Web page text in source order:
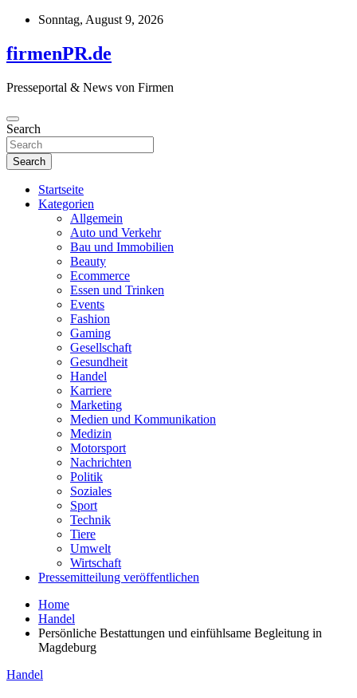
Skip
content
Sonntag, August 9, 2026
firmenPR.de
Presseportal & News von Firmen
Search
Search
Startseite
Kategorien
Allgemein
Auto und Verkehr
Bau und Immobilien
Beauty
Ecommerce
Essen und Trinken
Events
Fashion
Gaming
Gesellschaft
Gesundheit
Handel
Karriere
Marketing
Medien und Kommunikation
Medizin
Motorsport
Nachrichten
Politik
Soziales
Sport
Technik
Tiere
Umwelt
Wirtschaft
Pressemitteilung veröffentlichen
Home
Handel
Persönliche Bestattungen und einfühlsame Begleitung in
Magdeburg
Handel